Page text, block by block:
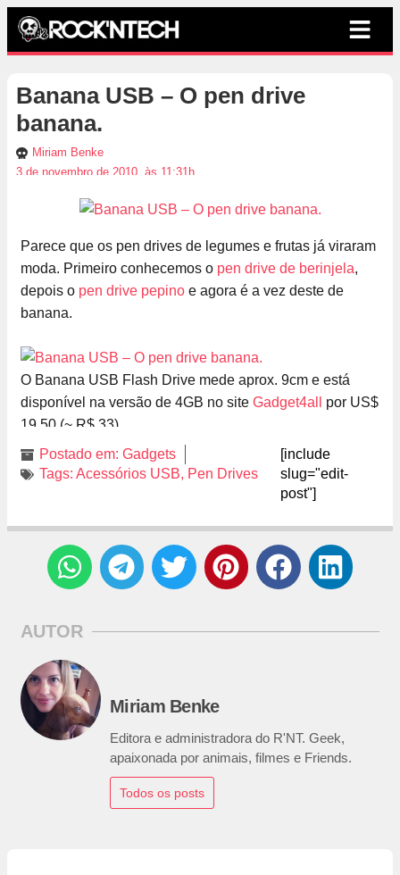
Banana USB – O pen drive
banana.
Miriam Benke
3 de novembro de 2010, às 11:31h
Parece que os pen drives de legumes e frutas já viraram
moda. Primeiro conhecemos o pen drive de berinjela,
depois o pen drive pepino e agora é a vez deste de
banana.
O Banana USB Flash Drive mede aprox. 9cm e está
disponível na versão de 4GB no site Gadget4all
por US$
19.50 (~ R$ 33).
Postado em: Gadgets
Tags: Acessórios USB, Pen Drives
[include
slug="edit-
post"]
AUTOR
Miriam Benke
Editora e administradora do R'NT. Geek,
apaixonada por animais, filmes e Friends.
Todos os posts